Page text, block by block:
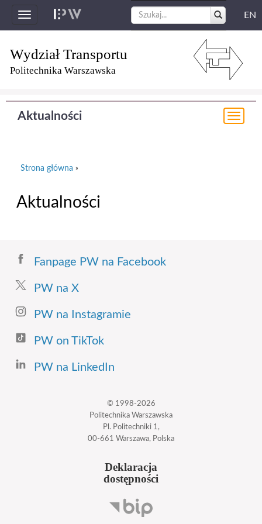
Toggle
navigation
EN
Wydział Transportu
Politechnika Warszawska
Aktualności
Strona główna »
Aktualności
Fanpage PW na Facebook
PW na X
PW na Instagramie
PW on TikTok
PW na LinkedIn
© 1998-2026
Politechnika Warszawska
Pl. Politechniki 1,
00-661 Warszawa, Polska
Deklaracja
dostępności